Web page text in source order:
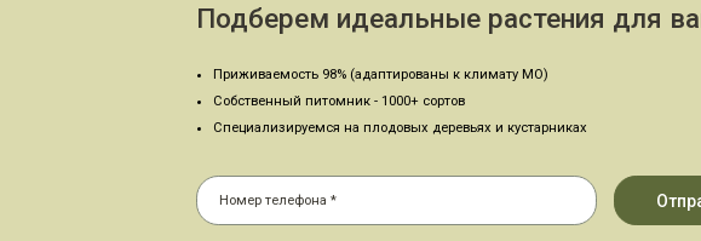
Подберем идеальные растения для
Приживаемость 98% (адаптированы к климату МО)
Собственный питомник - 1000+ сортов
Специализируемся на плодовых деревьях и кустарниках